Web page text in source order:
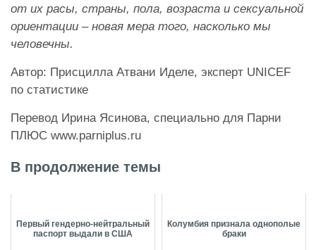
от их расы, страны, пола, возраста и сексуальной
ориентации – новая мера того, насколько мы
человечны.
Автор: Присцилла Атвани Иделе, эксперт UNICEF
по статистике
Перевод Ирина Ясинова, специально для Парни
ПЛЮС www.parniplus.ru
В продолжение темы
Первый гендерно-нейтральный
паспорт выдали в США
Колумбия признала однополые
браки